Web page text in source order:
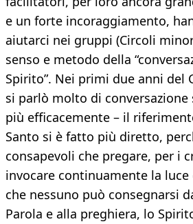
e un forte incoraggiamento,
aiutarci nei gruppi (Circoli
senso e metodo della
Spirito”. Nei primi due anni del
si parlò molto di
più efficacemente – il
Santo si è fatto più diretto,
consapevoli che pregare, per i
invocare continuamente la
che nessuno può consegnarsi
Parola e alla preghiera, lo